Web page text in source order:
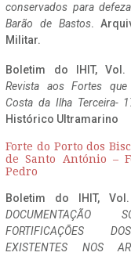
conservados para
Barão de Bastos.
Militar.
Boletim do IHIT,
Revista aos Fortes
Costa da Ilha Terceira-
Histórico Ultramarino
Forte do Porto dos
de Santo António –
Pedro
Boletim do IHIT,
DOCUMENTAÇÃO
FORTIFICAÇÕES
EXISTENTES NOS